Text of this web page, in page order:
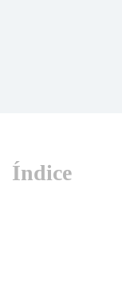
Índice